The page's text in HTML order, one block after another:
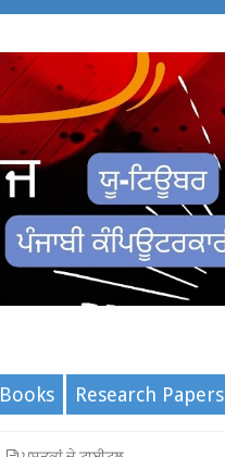
Books Research Papers